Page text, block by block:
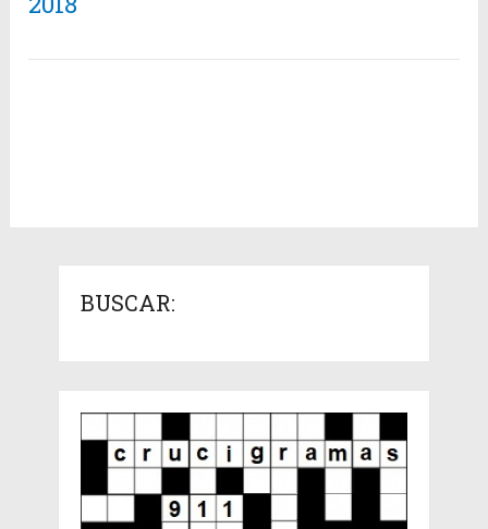
BUSCAR: